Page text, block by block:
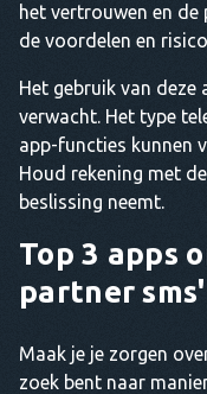
het vertrouwen en de
de voordelen en
Het gebruik van
verwacht. Het type
app-functies kunnen
Houd rekening met
beslissing neemt.
Top 3 apps
partner
Maak je je zorgen
zoek bent naar